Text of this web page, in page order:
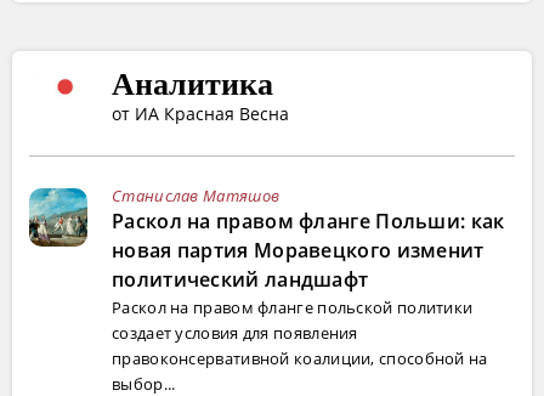
Аналитика
от ИА Красная Весна
Станислав Матяшов
Раскол на правом фланге Польши: как
новая партия Моравецкого изменит
политический ландшафт
Раскол на правом фланге польской политики
создает условия для появления
правоконсервативной коалиции, способной на
выбор...